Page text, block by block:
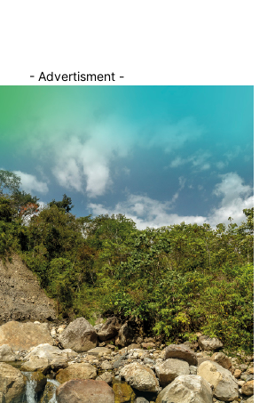
- Advertisment -